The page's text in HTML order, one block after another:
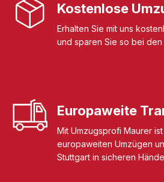
Kostenlose
Erhalten Sie mit uns
und sparen Sie so bei
Europaweite
Mit Umzugsprofi Maurer
europaweiten Umzügen
Stuttgart in sicheren